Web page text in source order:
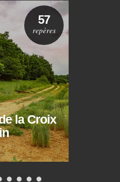
la Croix
57
repères